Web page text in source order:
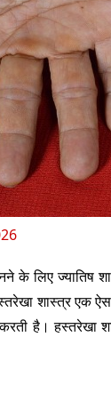
के लिए ज्यातिष
शास्त्र एक
है।